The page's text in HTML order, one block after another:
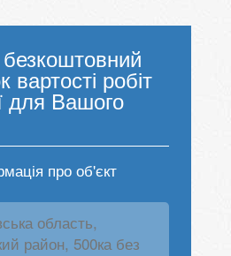
вартості робіт
для Вашого
про об'єкт